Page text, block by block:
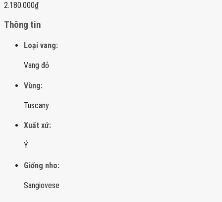
2.180.000₫
Thông tin
Loại vang:
Vang đỏ
Vùng:
Tuscany
Xuất xứ:
Ý
Giống nho:
Sangiovese